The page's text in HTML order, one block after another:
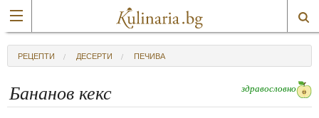
РЕЦЕПТИ ДЕСЕРТИ ПЕЧИВА
Бананов кекс здравословно